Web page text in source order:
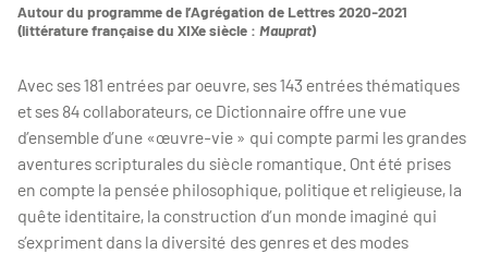
Autour du programme de l’Agrégation de Lettres 2020-2021
(littérature française du XIXe siècle : Mauprat)
Avec ses 181 entrées par oeuvre, ses 143 entrées thématiques
et ses 84 collaborateurs, ce Dictionnaire offre une vue
d’ensemble d’une «œuvre-vie » qui compte parmi les grandes
aventures scripturales du siècle romantique. Ont été prises
en compte la pensée philosophique, politique et religieuse, la
quête identitaire, la construction d’un monde imaginé qui
s’expriment dans la diversité des genres et des modes